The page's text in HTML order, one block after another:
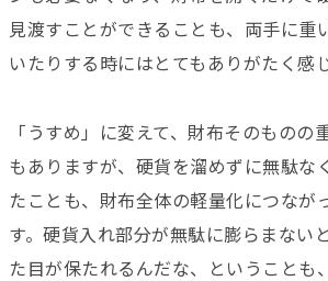
見渡すことができることも、両手に重
いたりする時にはとてもありがたく感じ
「うすめ」に変えて、財布そのものの
もありますが、硬貨を溜めずに無駄な
たことも、財布全体の軽量化につなが
す。硬貨入れ部分が無駄に膨らまない
た目が保たれるんだな、ということも